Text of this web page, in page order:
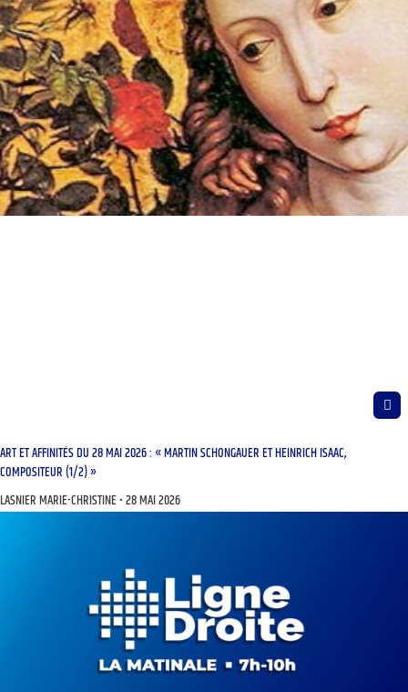
ART ET AFFINITÉS DU 28 MAI 2026 : « MARTIN SCHONGAUER ET HEINRICH ISAAC,
COMPOSITEUR (1/2) »
LASNIER MARIE-CHRISTINE 28 MAI 2026